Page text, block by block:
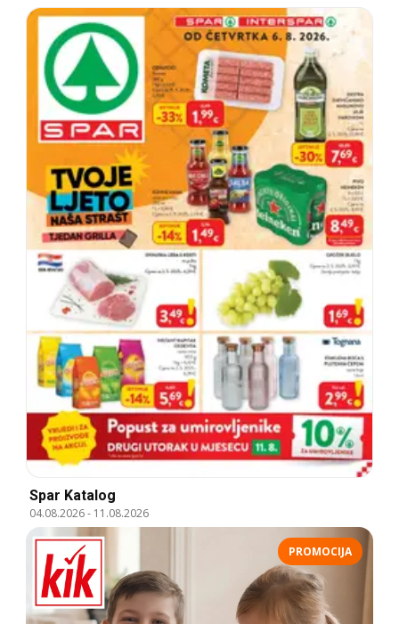
Spar Katalog
04.08.2026- 11.08.2026
PROMOCIJA